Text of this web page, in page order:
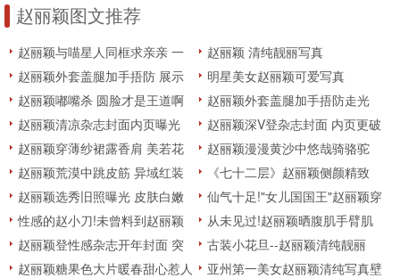
赵丽颖图文推荐
赵丽颖与喵星人同框求亲亲 一
看就是猫奴
赵丽颖 清纯靓丽写真
赵丽颖外套盖腿加手捂防 展示
淑女坐
明星美女赵丽颖可爱写真
赵丽颖嘟嘴杀 圆脸才是王道啊
赵丽颖外套盖腿加手捂防走光
展示淑女坐
赵丽颖清凉杂志封面内页曝光
变身现代版人鱼灵动迷人
赵丽颖深V登杂志封面 内页更破
尺度秀美背
赵丽颖穿薄纱裙露香肩 美若花
仙子
赵丽颖漫漫黄沙中悠哉骑骆驼
满脸笑容是挡不住的小太阳
赵丽颖荒漠中跳皮筋 异域红装
加身风姿绰约
《七十二层》赵丽颖侧颜精致
一身黑衣装扮抵挡不住甜美气质
赵丽颖选秀旧照曝光 皮肤白嫩
超清纯
仙气十足!"女儿国国王"赵丽颖穿
花瓣裙现身
性感的赵小刀!未曾料到赵丽颖
身材这么有料
从未见过!赵丽颖晒腹肌手臂肌
帅爆
赵丽颖登性感杂志开年封面 突
破尺度
古装小花旦--赵丽颖清纯靓丽
赵丽颖糖果色大片暖春甜心惹人
亚州第一美女赵丽颖清纯写真壁